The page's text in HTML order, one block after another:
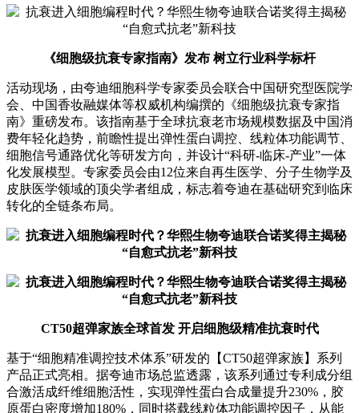
《细胞级抗衰专家指南》发布 树立行业科学标杆
活动现场，由夸迪细胞科学专家委员会联合中国研究型医院学
会、中国香妆融媒体等权威机构编撰的《细胞级抗衰专家指
南》重磅发布。该指南基于全球抗衰老市场规模数据及中国消
费年轻化趋势，前瞻性提出弹性蛋白调控、线粒体功能调节、
细胞信号通路优化等研发方向，并设计“科研-临床-产业”一体
化发展模型。专家委员会由12位来自再生医学、分子生物学及
皮肤医学领域的顶尖学者组成，标志着夸迪在基础研究到临床
转化的全链条布局。
CT50超弹家族全球首发 开启细胞级精准抗衰时代
基于“细胞精准调控技术体系”研发的【CT50超弹家族】系列
产品正式亮相。据夸迪市场总监透露，该系列通过专利成分组
合激活成纤维细胞活性，实现弹性蛋白合成量提升230%，胶
原蛋白密度增加180%，同时搭载线粒体功能调控因子，从能